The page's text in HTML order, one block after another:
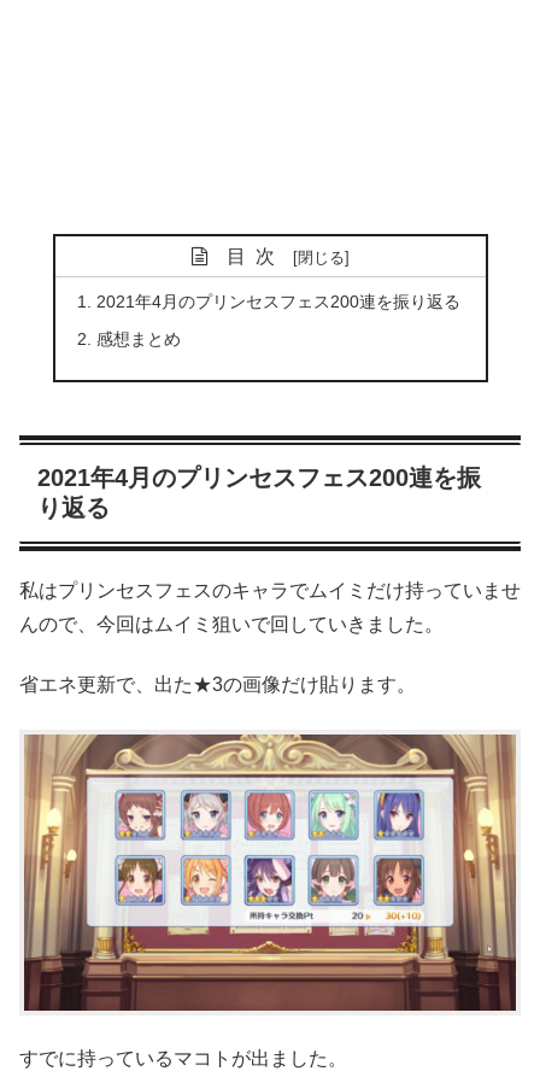
目次
2021年4月のプリンセスフェス200連を振り返る
感想まとめ
2021年4月のプリンセスフェス200連を振
り返る
私はプリンセスフェスのキャラでムイミだけ持っていませ
んので、今回はムイミ狙いで回していきました。
省エネ更新で、出た★3の画像だけ貼ります。
すでに持っているマコトが出ました。